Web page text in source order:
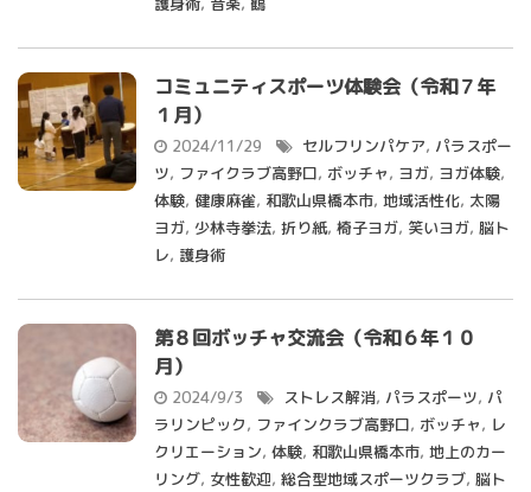
コミュニティスポーツ体験会（令和７年
１月）
2024/11/29 セルフリンパケア, パラスポー
ツ, ファイクラブ高野口, ボッチャ, ヨガ, ヨガ体験,
体験, 健康麻雀, 和歌山県橋本市, 地域活性化, 太陽
ヨガ, 少林寺拳法, 折り紙, 椅子ヨガ, 笑いヨガ, 脳ト
レ, 護身術
第８回ボッチャ交流会（令和６年１０
月）
2024/9/3 ストレス解消, パラスポーツ, パ
ラリンピック, ファインクラブ高野口, ボッチャ, レ
クリエーション, 体験, 和歌山県橋本市, 地上のカー
リング, 女性歓迎, 総合型地域スポーツクラブ, 脳ト